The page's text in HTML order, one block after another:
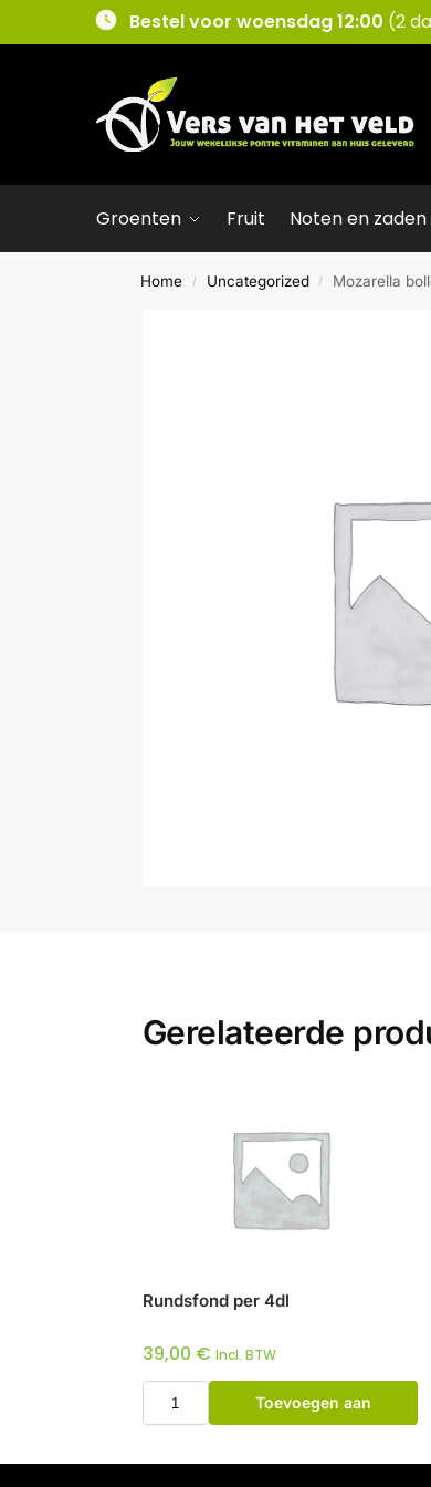
Bestel voor woensdag 12:00 (2
Groenten Fruit Noten en zaden
Home / Uncategorized / Mozarella
Gerelateerde
Rundsfond per 4dl
39,00 € Incl. BTW
Toevoegen aan